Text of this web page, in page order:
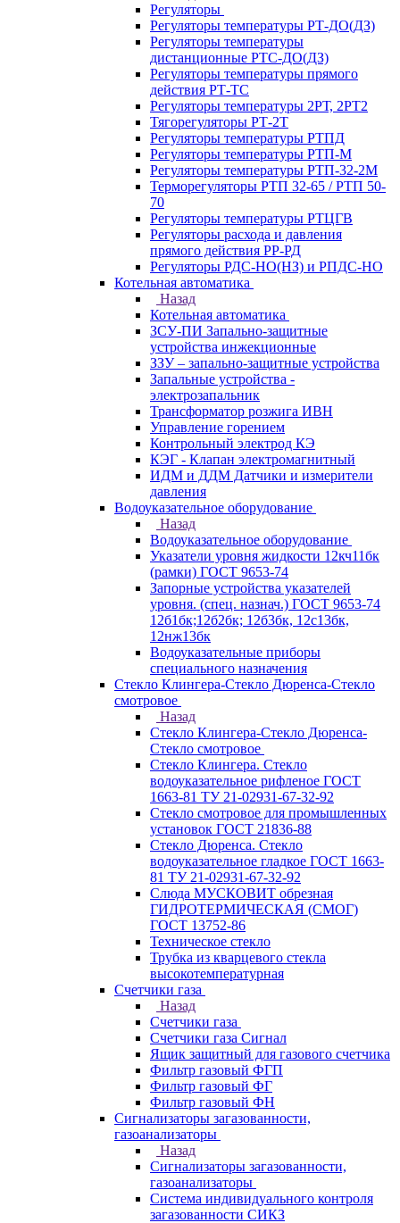
Регуляторы
Регуляторы температуры РТ-ДО(ДЗ)
Регуляторы температуры
дистанционные РТС-ДО(ДЗ)
Регуляторы температуры прямого
действия РТ-ТС
Регуляторы температуры 2РТ, 2РT2
Тягорегуляторы РТ-2Т
Регуляторы температуры РТПД
Регуляторы температуры РТП-M
Регуляторы температуры РТП-32-2М
Терморегуляторы РТП 32-65 / РТП 50-
70
Регуляторы температуры РТЦГВ
Регуляторы расхода и давления
прямого действия РР-РД
Регуляторы РДС-НО(НЗ) и РПДС-НО
Котельная автоматика
Назад
Котельная автоматика
ЗСУ-ПИ Запально-защитные
устройства инжекционные
ЗЗУ – запально-защитные устройства
Запальные устройства -
электрозапальник
Трансформатор розжига ИВН
Управление горением
Контрольный электрод КЭ
КЭГ - Клапан электромагнитный
ИДМ и ДДМ Датчики и измерители
давления
Водоуказательное оборудование
Назад
Водоуказательное оборудование
Указатели уровня жидкости 12кч11бк
(рамки) ГОСТ 9653-74
Запорные устройства указателей
уровня. (спец. назнач.) ГОСТ 9653-74
12б1бк;12б2бк; 12б3бк, 12с13бк,
12нж13бк
Водоуказательные приборы
специального назначения
Стекло Клингера-Стекло Дюренса-Стекло
смотровое
Назад
Стекло Клингера-Стекло Дюренса-
Стекло смотровое
Стекло Клингера. Стекло
водоуказательное рифленое ГОСТ
1663-81 ТУ 21-02931-67-32-92
Стекло смотровое для промышленных
установок ГОСТ 21836-88
Стекло Дюренса. Стекло
водоуказательное гладкое ГОСТ 1663-
81 ТУ 21-02931-67-32-92
Слюда МУСКОВИТ обрезная
ГИДРОТЕРМИЧЕСКАЯ (СМОГ)
ГОСТ 13752-86
Техническое стекло
Трубка из кварцевого стекла
высокотемпературная
Счетчики газа
Назад
Счетчики газа
Счетчики газа Сигнал
Ящик защитный для газового счетчика
Фильтр газовый ФГП
Фильтр газовый ФГ
Фильтр газовый ФН
Сигнализаторы загазованности,
газоанализаторы
Назад
Сигнализаторы загазованности,
газоанализаторы
Система индивидуального контроля
загазованности СИКЗ